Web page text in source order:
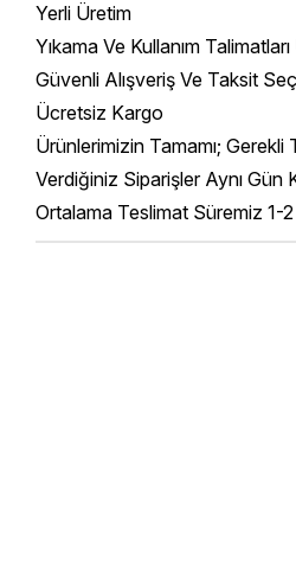
Yerli Üretim
Yıkama Ve Kullanım
Güvenli Alışveriş Ve Taksit
Ücretsiz Kargo
Ürünlerimizin Tamamı;
Verdiğiniz Siparişler Aynı
Ortalama Teslimat Süremiz 1-